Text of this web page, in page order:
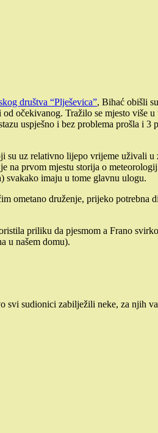
društva “Plješevica”, Bihać obišli
očekivanog. Tražilo se mjesto više
uspješno i bez problema prošla i
uz relativno lijepo vrijeme uživali
na prvom mjestu storija o
svakako imaju u tome glavnu ulogu.
ometano druženje, prijeko potrebna
priliku da pjesmom a Frano
u našem domu).
sudionici zabilježili neke, za njih